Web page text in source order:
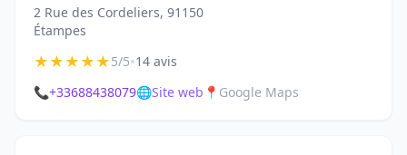
2 Rue des Cordeliers, 91150
Étampes
★★★★★5/5•14 avis
📞+33688438079🌐Site web 📍 Google Maps